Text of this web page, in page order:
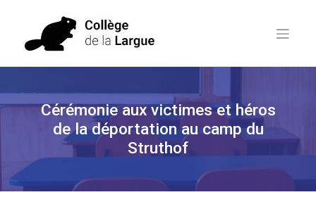
Cérémonie aux victimes et héros
de la déportation au camp du
Struthof